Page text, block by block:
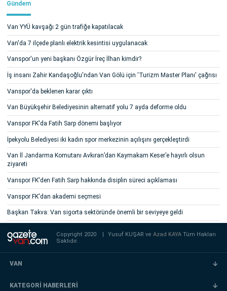
Gündem
Van YYÜ kavşağı 2 gün trafiğe kapatılacak
Van'da 7 ilçede planlı elektrik kesintisi uygulanacak
Vanspor'un yeni başkanı Özgür İreç İlhan kimdir?
İş insanı Zahir Kandaşoğlu'ndan Van Gölü için 'Turizm Master Planı' çağrısı
Vanspor'da beklenen karar çıktı
Van Büyükşehir Belediyesinin alternatif yolu 7 ayda deforme oldu
Vanspor FK'da Fatih Sarp dönemi başlıyor
İpekyolu Belediyesi iki kadın spor merkezinin açılışını gerçekleştirdi
Van İl Jandarma Komutanı Avkıran’dan Kaymakam Keser’e hayırlı olsun
ziyareti
Vanspor FK'den Fatih Sarp hakkında disiplin süreci açıklaması
Vanspor FK'dan akademi seçmesi
Başkan Takva: Van sigorta sektöründe önemli bir seviyeye geldi
Copyright 2020 | Yusuf KUŞAR veAzad KAYATüm Hakları
Saklıdır.
VAN
KATEGORİ HABERLERİ